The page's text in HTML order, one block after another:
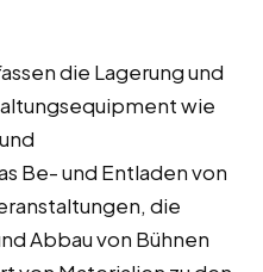
die Lagerung und
wie
Be- und Entladen von
die
Abbau von Bühnen